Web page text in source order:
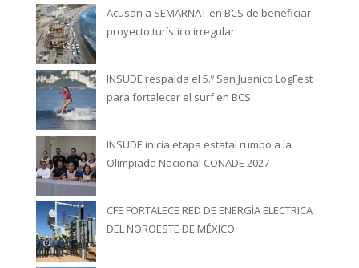
Acusan a SEMARNAT en BCS de beneficiar
proyecto turístico irregular
INSUDE respalda el 5.º San Juanico LogFest
para fortalecer el surf en BCS
INSUDE inicia etapa estatal rumbo a la
Olimpiada Nacional CONADE 2027
CFE FORTALECE RED DE ENERGÍA ELÉCTRICA
DEL NOROESTE DE MÉXICO